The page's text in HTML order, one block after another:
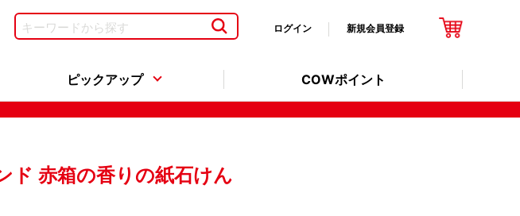
ログイン 新規会員登録
ピックアップ COWポイント
ド 赤箱の香りの紙石けん